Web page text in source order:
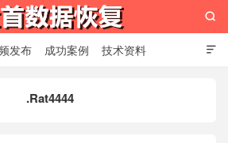

发布 成功案例 技术资料

.Rat4444